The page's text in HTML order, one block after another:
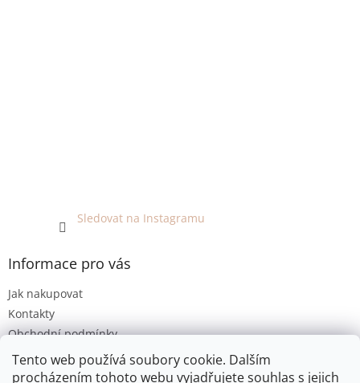
Tento web používá soubory cookie. Dalším
procházením tohoto webu vyjadřujete souhlas s jejich
Sledovat na Instagramu
Informace pro vás
Jak nakupovat
Kontakty
Obchodní podmínky
Podmínky ochrany osobních údajů